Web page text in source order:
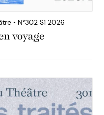
• N°302 S1 2026
voyage